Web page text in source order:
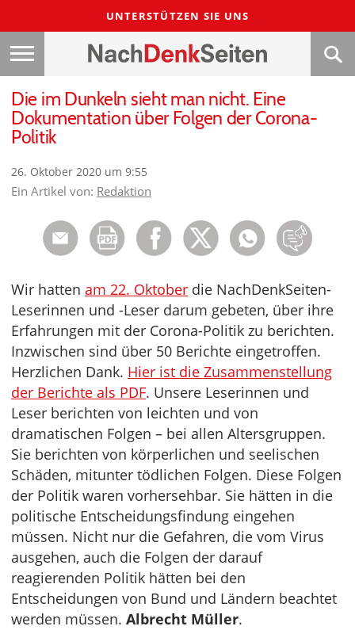
UNTERSTÜTZEN SIE UNS
Die im Dunkeln sieht man nicht. Eine
Dokumentation über Folgen der Corona-
Politik
26. Oktober 2020 um 9:55
Ein Artikel von: Redaktion
Wir hatten am 22. Oktober die NachDenkSeiten-
Leserinnen und -Leser darum gebeten, über ihre
Erfahrungen mit der Corona-Politik zu berichten.
Inzwischen sind über 50 Berichte eingetroffen.
Herzlichen Dank. Hier ist die Zusammenstellung
der Berichte als PDF. Unsere Leserinnen und
Leser berichten von leichten und von
dramatischen Folgen – bei allen Altersgruppen.
Sie berichten von körperlichen und seelischen
Schäden, mitunter tödlichen Folgen. Diese Folgen
der Politik waren vorhersehbar. Sie hätten in die
politische Entscheidungsfindung eingehen
müssen. Nicht nur die Gefahren, die vom Virus
ausgehen, auch die Folgen der darauf
reagierenden Politik hätten bei den
Entscheidungen von Bund und Ländern beachtet
werden müssen. Albrecht Müller.